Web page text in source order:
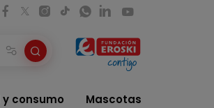
consumo Mascotas